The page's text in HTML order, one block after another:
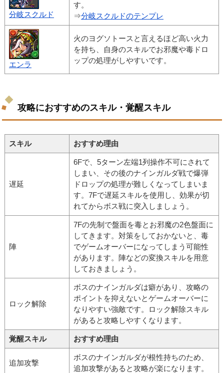
分岐スクルド
す。
⇒分岐スクルドのテンプレ
エンラ
火のヨグソトースと言えるほど高い火力
を持ち、自身のスキルでお邪魔や毒ドロ
ップの処理がしやすいです。
攻略におすすめのスキル・覚醒スキル
スキル おすすめ理由
遅延
6Fで、5ターン左端1列操作不可にされて
しまい、その後のナインガルダ戦で爆弾
ドロップの処理が難しくなってしまいま
す。7Fで遅延スキルを使用し、効果が切
れてからボス戦に突入しましょう。
陣
7Fの先制で盤面を毒とお邪魔の2色盤面に
してきます。対策をしておかないと、毒
でゲームオーバーになってしまう可能性
があります。陣などの変換スキルを用意
しておきましょう。
ロック解除
ボスのナインガルダは癖があり、攻略の
ポイントを抑えないとゲームオーバーに
なりやすい強敵です。ロック解除スキル
があると攻略しやすくなります。
覚醒スキル おすすめ理由
追加攻撃
ボスのナインガルダが根性持ちのため、
追加攻撃があると攻略が楽になります。